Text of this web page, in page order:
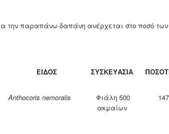
την παραπάνω δαπάνη ανέρχεται στο ποσό των
ΕΙΔΟΣ ΣΥΣΚΕΥΑΣΙΑ
Anthocoris nemoralis
Φιάλη 500
ακμαίων
147